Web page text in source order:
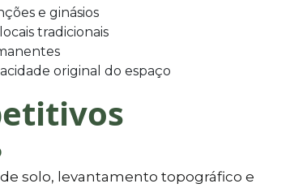
e ginásios
tradicionais
original do espaço
solo, levantamento topográfico e